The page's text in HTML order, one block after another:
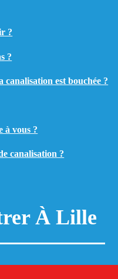
?
?
est bouchée ?
à vous ?
canalisation ?
À Lille